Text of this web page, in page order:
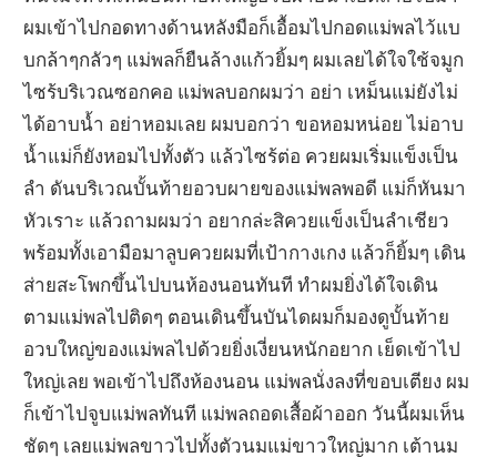
ผมเข้าไปกอดทางด้านหลังมือก็เอื้อมไปกอดแม่พลไว้แบ
บกล้าๆกลัวๆ แม่พลก็ยืนล้างแก้วยิ้มๆ ผมเลยได้ใจใช้จมูก
ไซร้บริเวณซอกคอ แม่พลบอกผมว่า อย่า เหม็นแม่ยังไม่
ได้อาบน้ำ อย่าหอมเลย ผมบอกว่า ขอหอมหน่อย ไม่อาบ
น้ำแม่ก็ยังหอมไปทั้งตัว แล้วไซร้ต่อ ควยผมเริ่มแข็งเป็น
ลำ ดันบริเวณบั้นท้ายอวบผายของแม่พลพอดี แม่ก็หันมา
หัวเราะ แล้วถามผมว่า อยากล่ะสิควยแข็งเป็นลำเชียว
พร้อมทั้งเอามือมาลูบควยผมที่เป้ากางเกง แล้วก็ยิ้มๆ เดิน
ส่ายสะโพกขึ้นไปบนห้องนอนทันที ทำผมยิ่งได้ใจเดิน
ตามแม่พลไปติดๆ ตอนเดินขึ้นบันไดผมก็มองดูบั้นท้าย
อวบใหญ่ของแม่พลไปด้วยยิ่งเงี่ยนหนักอยาก เย็ดเข้าไป
ใหญ่เลย พอเข้าไปถึงห้องนอน แม่พลนั่งลงที่ขอบเตียง ผม
ก็เข้าไปจูบแม่พลทันที แม่พลถอดเสื้อผ้าออก วันนี้ผมเห็น
ชัดๆ เลยแม่พลขาวไปทั้งตัวนมแม่ขาวใหญ่มาก เต้านม